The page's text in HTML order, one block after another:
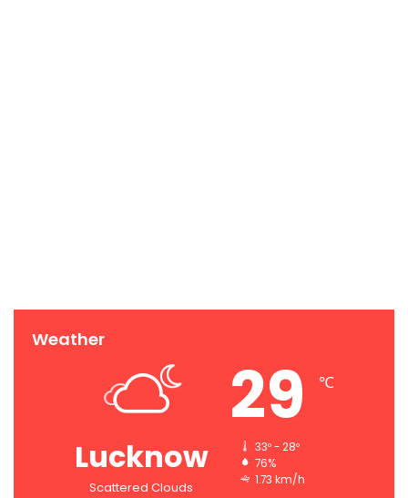
Weather
Lucknow
Scattered Clouds
29 ℃
33º - 28º
76%
1.73 km/h